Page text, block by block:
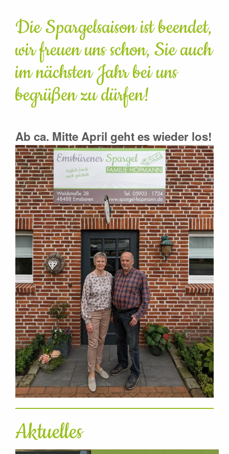
Die Spargelsaison ist beendet,
wir freuen uns schon, Sie auch
im nächsten Jahr bei uns
begrüßen zu dürfen!
Ab ca. Mitte April geht es wieder los!
Aktuelles